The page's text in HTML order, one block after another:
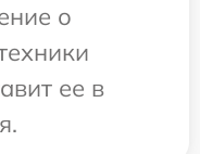
о
ее в